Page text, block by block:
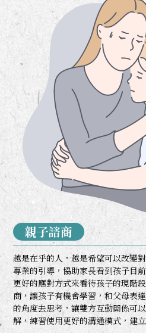
親子諮商
越是在乎的人，越是希望可以改變
專業的引導，協助家長看到孩子目
更好的應對方式來看待孩子的現階
商，讓孩子有機會學習，和父母表
的角度去思考，讓雙方互動關係可
解，練習使用更好的溝通模式，建